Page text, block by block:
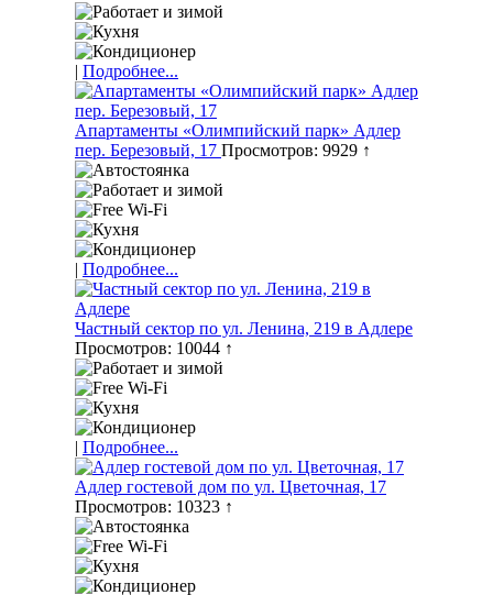
| Подробнее...
Апартаменты «Олимпийский парк» Адлер
пер. Березовый, 17 Просмотров: 9929 ↑
| Подробнее...
Частный сектор по ул. Ленина, 219 в Адлере
Просмотров: 10044 ↑
| Подробнее...
Адлер гостевой дом по ул. Цветочная, 17
Просмотров: 10323 ↑